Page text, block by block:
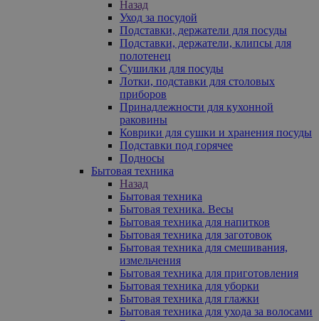
Назад
Уход за посудой
Подставки, держатели для посуды
Подставки, держатели, клипсы для
полотенец
Сушилки для посуды
Лотки, подставки для столовых
приборов
Принадлежности для кухонной
раковины
Коврики для сушки и хранения посуды
Подставки под горячее
Подносы
Бытовая техника
Назад
Бытовая техника
Бытовая техника. Весы
Бытовая техника для напитков
Бытовая техника для заготовок
Бытовая техника для смешивания,
измельчения
Бытовая техника для приготовления
Бытовая техника для уборки
Бытовая техника для глажки
Бытовая техника для ухода за волосами